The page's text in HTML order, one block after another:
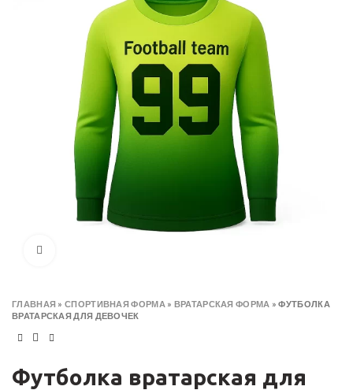
ГЛАВНАЯ »СПОРТИВНАЯ ФОРМА » ВРАТАРСКАЯ ФОРМА »ФУТБОЛКА
ВРАТАРСКАЯ ДЛЯ ДЕВОЧЕК
Футболка вратарская для